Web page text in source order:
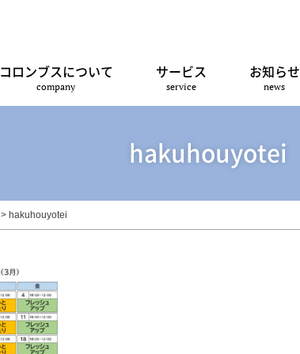
コロンブスについて
company
サービス
service
お知らせ
news
hakuhouyotei
> hakuhouyotei